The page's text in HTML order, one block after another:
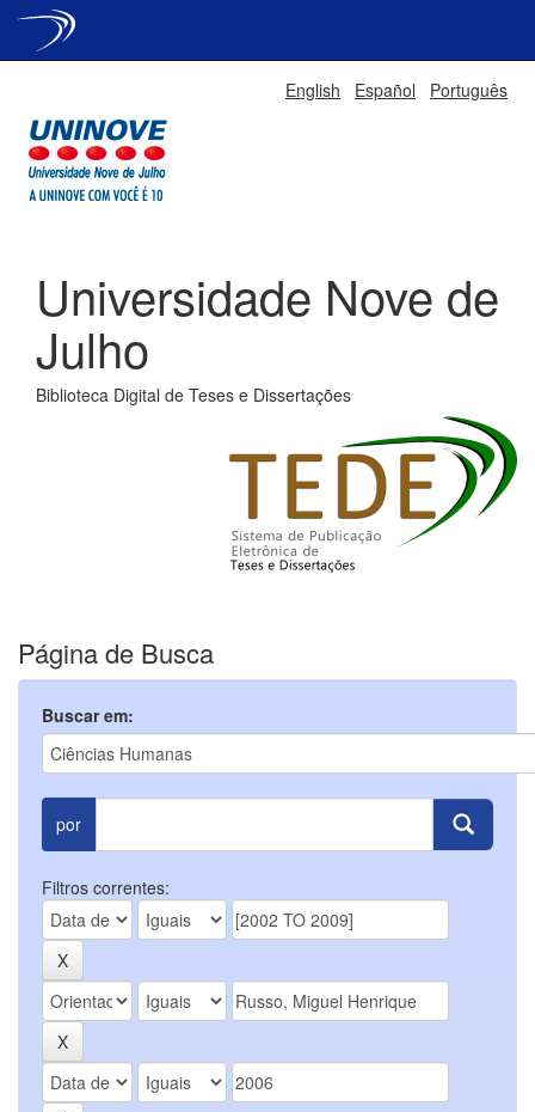
English Español Português
Universidade Nove de
Julho
Biblioteca Digital de Teses e Dissertações
Página de Busca
Buscar em:
por
Filtros correntes: